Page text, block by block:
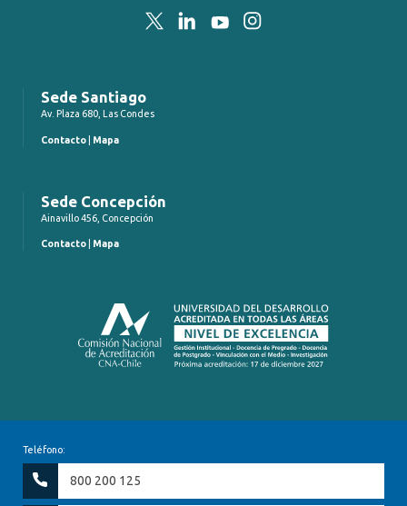
TwitterLinkedInYouTubeInstagram
Sede Santiago
Av. Plaza 680, Las Condes
Contacto Mapa
Sede Concepción
Ainavillo 456, Concepción
Contacto Mapa
Teléfono:
800 200 125